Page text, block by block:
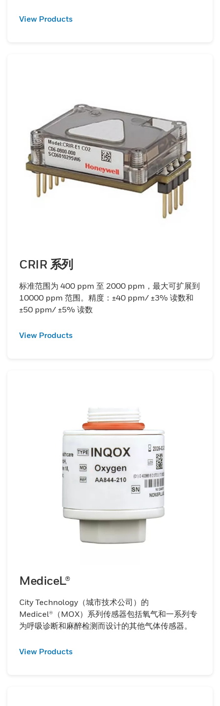
View Products
CRIR 系列
标准范围为 400 ppm 至 2000 ppm，最大可扩展到
10000 ppm 范围。精度：±40 ppm/ ±3% 读数和
±50 ppm/ ±5% 读数
View Products
MediceL®
City Technology（城市技术公司）的
Medicel®（MOX）系列传感器包括氧气和一系列专
为呼吸诊断和麻醉检测而设计的其他气体传感器。
View Products